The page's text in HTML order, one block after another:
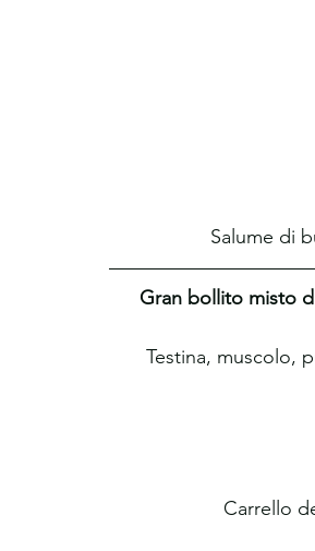
Salume di
Gran bollito misto
Testina, muscolo,
Carrello